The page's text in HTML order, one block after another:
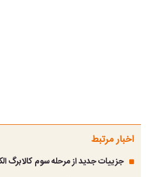
اخبار مرتبط
جزییات جدید از مرحله سوم کالابرگ